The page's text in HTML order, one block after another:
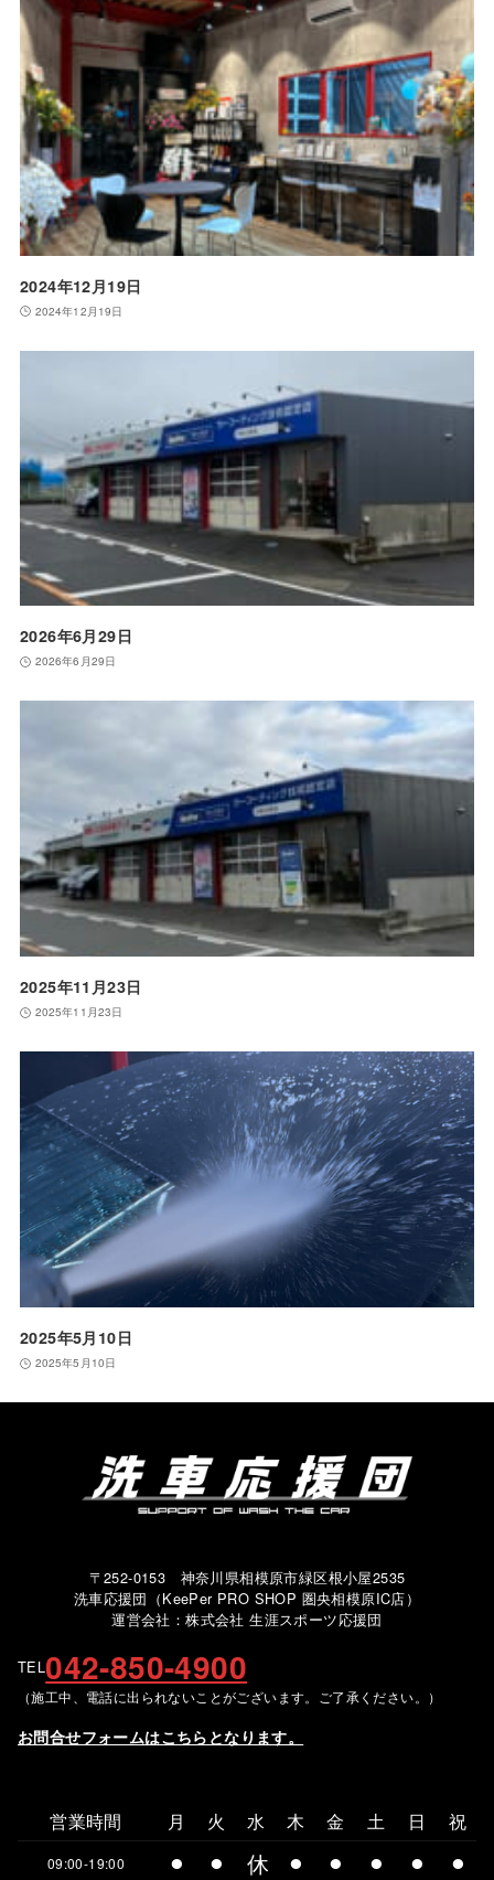
2024年12月19日
2024年12月19日
2026年6月29日
2026年6月29日
2025年11月23日
2025年11月23日
2025年5月10日
2025年5月10日
〒252-0153 神奈川県相模原市緑区根小屋2535
洗車応援団（KeePer PRO SHOP 圏央相模原IC店）
運営会社：株式会社 生涯スポーツ応援団
TEL042-850-4900
（施工中、電話に出られないことがございます。ご了承ください。）
お問合せフォームはこちらとなります。
営業時間 月 火 水 木 金 土 日 祝
09:00-19:00 ⚫︎ ⚫︎ 休 ⚫︎ ⚫︎ ⚫︎ ⚫︎ ⚫︎